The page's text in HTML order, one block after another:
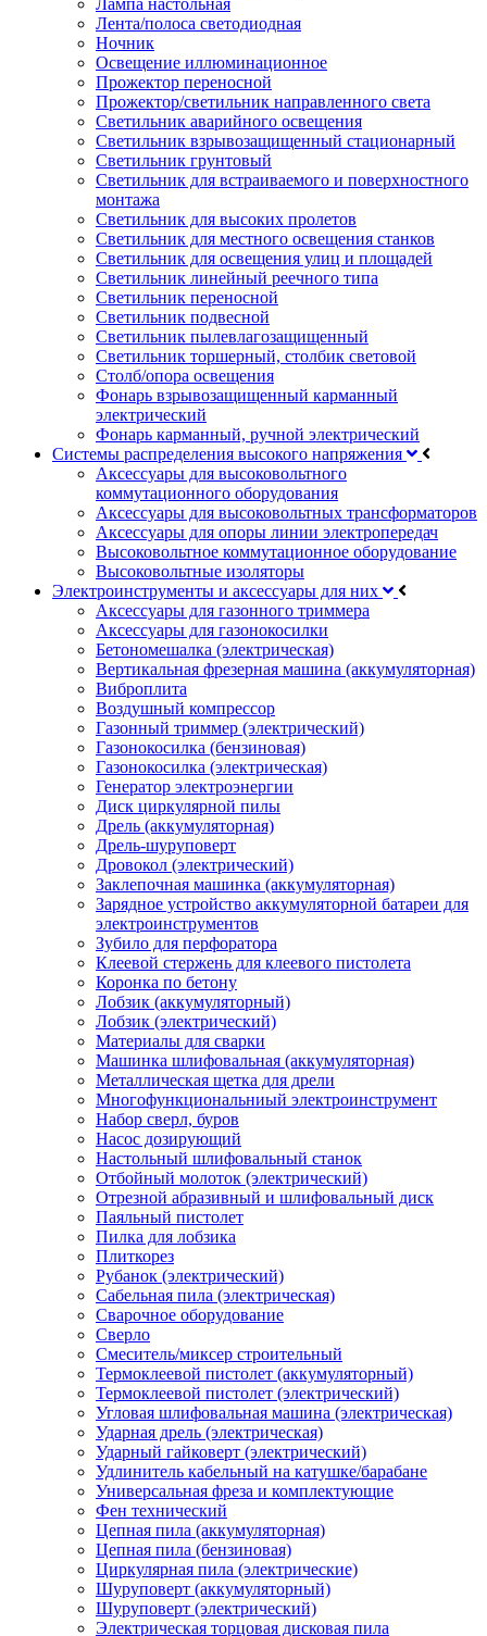
Лампа настольная
Лента/полоса светодиодная
Ночник
Освещение иллюминационное
Прожектор переносной
Прожектор/светильник направленного света
Светильник аварийного освещения
Светильник взрывозащищенный стационарный
Светильник грунтовый
Светильник для встраиваемого и поверхностного
монтажа
Светильник для высоких пролетов
Светильник для местного освещения станков
Светильник для освещения улиц и площадей
Светильник линейный реечного типа
Светильник переносной
Светильник подвесной
Светильник пылевлагозащищенный
Светильник торшерный, столбик световой
Столб/опора освещения
Фонарь взрывозащищенный карманный
электрический
Фонарь карманный, ручной электрический
Системы распределения высокого напряжения
Аксессуары для высоковольтного
коммутационного оборудования
Аксессуары для высоковольтных трансформаторов
Аксессуары для опоры линии электропередач
Высоковольтное коммутационное оборудование
Высоковольтные изоляторы
Электроинструменты и аксессуары для них
Аксессуары для газонного триммера
Аксессуары для газонокосилки
Бетономешалка (электрическая)
Вертикальная фрезерная машина (аккумуляторная)
Виброплита
Воздушный компрессор
Газонный триммер (электрический)
Газонокосилка (бензиновая)
Газонокосилка (электрическая)
Генератор электроэнергии
Диск циркулярной пилы
Дрель (аккумуляторная)
Дрель-шуруповерт
Дровокол (электрический)
Заклепочная машинка (аккумуляторная)
Зарядное устройство аккумуляторной батареи для
электроинструментов
Зубило для перфоратора
Клеевой стержень для клеевого пистолета
Коронка по бетону
Лобзик (аккумуляторный)
Лобзик (электрический)
Материалы для сварки
Машинка шлифовальная (аккумуляторная)
Металлическая щетка для дрели
Многофункциональниый электроинструмент
Набор сверл, буров
Насос дозирующий
Настольный шлифовальный станок
Отбойный молоток (электрический)
Отрезной абразивный и шлифовальный диск
Паяльный пистолет
Пилка для лобзика
Плиткорез
Рубанок (электрический)
Сабельная пила (электрическая)
Сварочное оборудование
Сверло
Смеситель/миксер строительный
Термоклеевой пистолет (аккумуляторный)
Термоклеевой пистолет (электрический)
Угловая шлифовальная машина (электрическая)
Ударная дрель (электрическая)
Ударный гайковерт (электрический)
Удлинитель кабельный на катушке/барабане
Универсальная фреза и комплектующие
Фен технический
Цепная пила (аккумуляторная)
Цепная пила (бензиновая)
Циркулярная пила (электрические)
Шуруповерт (аккумуляторный)
Шуруповерт (электрический)
Электрическая торцовая дисковая пила